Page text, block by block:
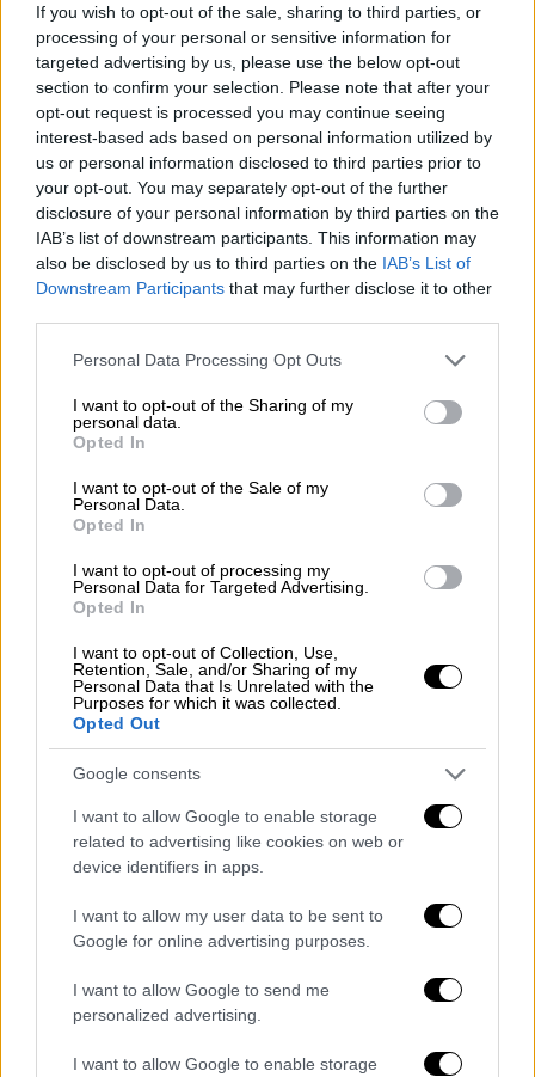
If you wish to opt-out of the sale, sharing to third parties, or
processing of your personal or sensitive information for
targeted advertising by us, please use the below opt-out
section to confirm your selection. Please note that after your
opt-out request is processed you may continue seeing
interest-based ads based on personal information utilized by
us or personal information disclosed to third parties prior to
your opt-out. You may separately opt-out of the further
disclosure of your personal information by third parties on the
IAB’s list of downstream participants. This information may
also be disclosed by us to third parties on the IAB’s List of
Downstream Participants that may further disclose it to other
Please note that this website/app uses one or more Google
not limited to your visit or usage behaviour. You may click to
grant or deny consent to Google and its third-party tags to
use your data for below specified purposes in below Google
consent section.
Personal Data Processing Opt Outs
I want to opt-out of the Sharing of my
personal data.
Opted In
I want to opt-out of the Sale of my
Personal Data.
Opted In
I want to opt-out of processing my
Personal Data for Targeted Advertising.
Opted In
I want to opt-out of Collection, Use,
Retention, Sale, and/or Sharing of my
Personal Data that Is Unrelated with the
Purposes for which it was collected.
Opted Out
Google consents
I want to allow Google to enable storage
related to advertising like cookies on web or
device identifiers in apps.
I want to allow my user data to be sent to
Google for online advertising purposes.
I want to allow Google to send me
personalized advertising.
I want to allow Google to enable storage
φωτογραφίες, δεν απομένει παρά η
καμινάδα. Αλλά χρειάζομαι να το δω με τα
ίδια μου τα μάτια για να το πιστέψω», είπε
στο Γαλλικό Πρακτορείο οΦρεντ Μπους.
περιοχές όπου πλέον έσβησαν οι πυρκαγιές,
δεν απομένουν παρά στάχτες και συντρίμμια.
Στην Αλταντίνα, κοινότητα βόρεια του Λος
Άντζελες, μια από τις δυο που υπέστησαν τα
πιο βαριά πλήγματα, η Ζαχρά Μιμς
προσπαθούσε να ηρεμήσει τον μικρό της γιο,
τον Ίθαν, 4 ετών.
«Προσπαθώ να τον κάνω να ξεχάσει και του
λέω ‘όλα θα πάνε καλά. Το σπίτι
μας έπαθε
ένα μικρό μπουμπού, αλλά θα περάσει. Όλα
παντούφλες που φόραγε όταν χρειάστηκε να
απομακρυνθεί εσπευσμένα από το
καθώς πλησίαζε ηπύρινη λαίλαπα
Πάνω από 12.000 σπίτια
οχήματα καταστράφηκαν ολοσχερώς ή εν
μέρει εξαιτίας των πυρκαγιών, που ίσως
αποδειχθούν οι πιο δαπανηρές στην ιστορία
ΗΠΑ
προκαταρκτικές εκτιμήσεις. «Θα κοστίσει
δεκάδες δισεκατομμύρια δολάρια για να
επαναφέρουμε το Λος Άντζελες στην
κατάσταση» όπου βρισκόταν προτού το
Δευτέρα ο πρόεδρος Μπάιντεν.